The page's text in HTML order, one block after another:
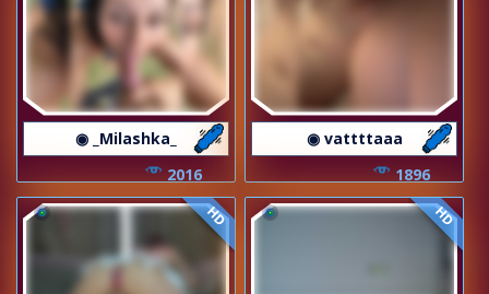
◉ _Milashka_
2016
◉ vattttaaa
1896
HD HD